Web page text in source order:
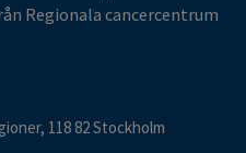
Regionala cancercentrum
118 82 Stockholm